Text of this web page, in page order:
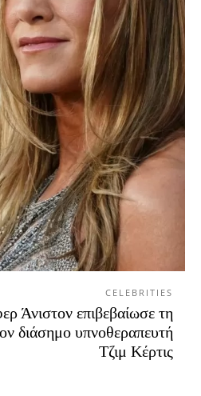
CELEBRITIES
Άνιστον επιβεβαίωσε τη
διάσημο υπνοθεραπευτή
Τζιμ Κέρτις